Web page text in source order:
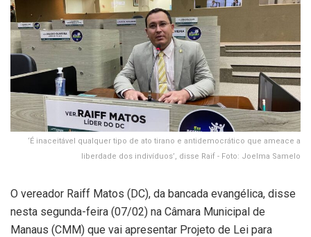
‘É inaceitável qualquer tipo de ato tirano e antidemocrático que ameace a
liberdade dos indivíduos’, disse Raif - Foto: Joelma Samelo
O vereador Raiff Matos (DC), da bancada evangélica, disse
nesta segunda-feira (07/02) na Câmara Municipal de
Manaus (CMM) que vai apresentar Projeto de Lei para